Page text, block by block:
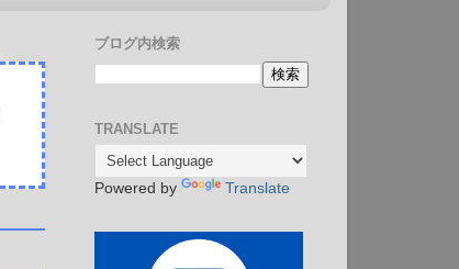
ブログ内検索
TRANSLATE
Powered by Translate